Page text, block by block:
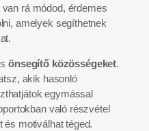
rá módod, érdemes
amelyek segíthetnek
önsegítő közösségeket.
akik hasonló
egymással
való részvétel
és motiválhat téged.